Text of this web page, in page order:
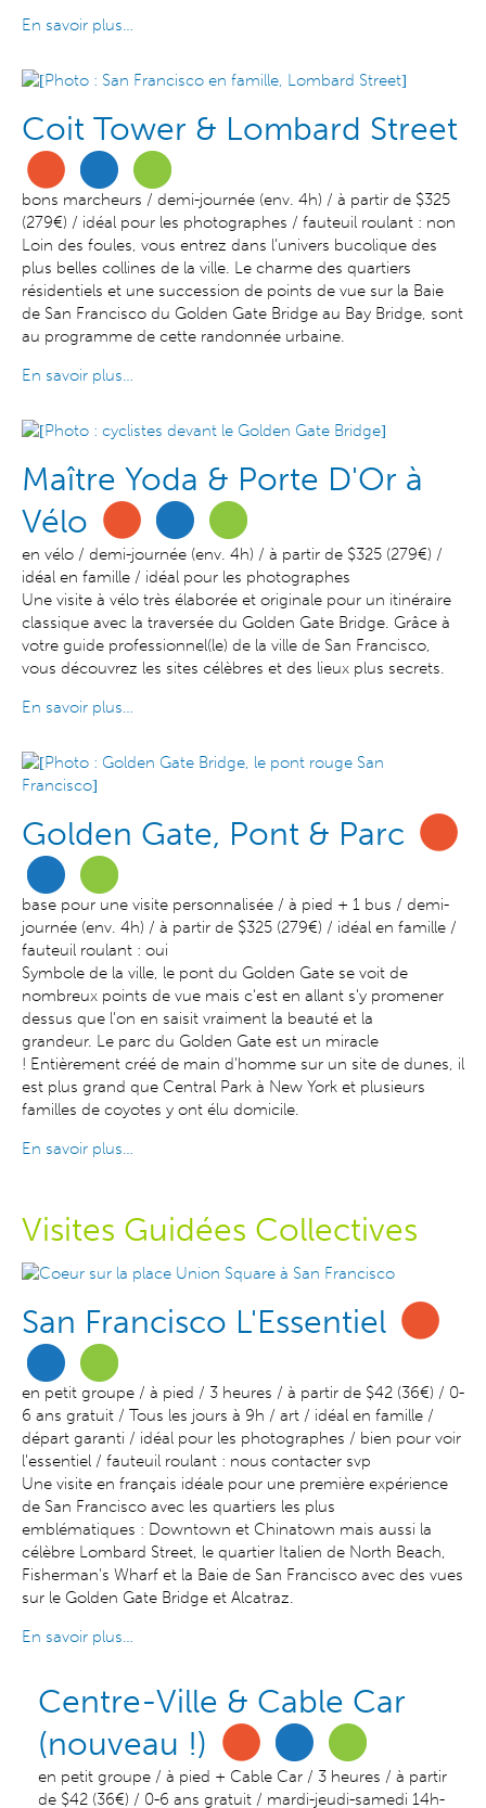
En savoir plus…
Coit Tower & Lombard Street
bons marcheurs / demi-journée (env. 4h) / à partir de $325
(279€) / idéal pour les photographes / fauteuil roulant : non
Loin des foules, vous entrez dans l’univers bucolique des
plus belles collines de la ville. Le charme des quartiers
résidentiels et une succession de points de vue sur la Baie
de San Francisco du Golden Gate Bridge au Bay Bridge, sont
au programme de cette randonnée urbaine.
En savoir plus…
Maître Yoda & Porte D'Or à
Vélo
en vélo / demi-journée (env. 4h) / à partir de $325 (279€) /
idéal en famille / idéal pour les photographes
Une visite à vélo très élaborée et originale pour un itinéraire
classique avec la traversée du Golden Gate Bridge. Grâce à
votre guide professionnel(le) de la ville de San Francisco,
vous découvrez les sites célèbres et des lieux plus secrets.
En savoir plus…
Golden Gate, Pont & Parc
base pour une visite personnalisée / à pied + 1 bus / demi-
journée (env. 4h) / à partir de $325 (279€) / idéal en famille /
fauteuil roulant : oui
Symbole de la ville, le pont du Golden Gate se voit de
nombreux points de vue mais c'est en allant s'y promener
dessus que l'on en saisit vraiment la beauté et la
grandeur. Le parc du Golden Gate est un miracle
! Entièrement créé de main d'homme sur un site de dunes, il
est plus grand que Central Park à New York et plusieurs
familles de coyotes y ont élu domicile.
En savoir plus…
Visites Guidées Collectives
San Francisco L'Essentiel
en petit groupe / à pied / 3 heures / à partir de $42 (36€) / 0-
6 ans gratuit / Tous les jours à 9h / art / idéal en famille /
départ garanti / idéal pour les photographes / bien pour voir
l'essentiel / fauteuil roulant : nous contacter svp
Une visite en français idéale pour une première expérience
de San Francisco avec les quartiers les plus
emblématiques : Downtown et Chinatown mais aussi la
célèbre Lombard Street, le quartier Italien de North Beach,
Fisherman's Wharf et la Baie de San Francisco avec des vues
sur le Golden Gate Bridge et Alcatraz.
En savoir plus…
Centre-Ville & Cable Car
(nouveau !)
en petit groupe / à pied + Cable Car / 3 heures / à partir
de $42 (36€) / 0-6 ans gratuit / mardi-jeudi-samedi 14h-